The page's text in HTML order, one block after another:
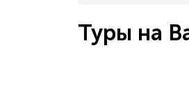
Туры на